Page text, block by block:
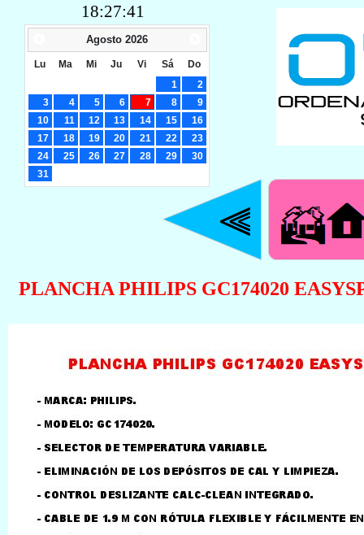
LLAMAR AL TELEFONO
957156032
626246281
PLANCHA PHILIPS GC174020
18:27:42
Agosto 2026
Lu Ma Mi Ju Vi Sá
Do
1
2
3
4 5 6 7 8
9
10
11 12 13 14 15
16
17
18 19 20 21 22
23
24
25 26 27 28 29
30
31